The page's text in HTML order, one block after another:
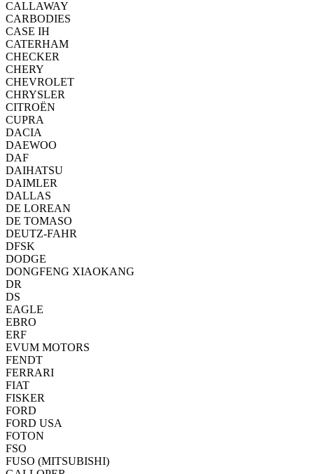
CALLAWAY
CARBODIES
CASE IH
CATERHAM
CHECKER
CHERY
CHEVROLET
CHRYSLER
CITROËN
CUPRA
DACIA
DAEWOO
DAF
DAIHATSU
DAIMLER
DALLAS
DE LOREAN
DE TOMASO
DEUTZ-FAHR
DFSK
DODGE
DONGFENG XIAOKANG
DR
DS
EAGLE
EBRO
ERF
EVUM MOTORS
FENDT
FERRARI
FIAT
FISKER
FORD
FORD USA
FOTON
FSO
FUSO (MITSUBISHI)